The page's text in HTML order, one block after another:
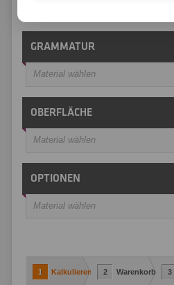
GRAMMATUR
Material wählen
OBERFLÄCHE
Material wählen
OPTIONEN
Material wählen
1 Kalkulieren 2 Warenkorb 3